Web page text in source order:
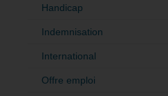
Handicap
Indemnisation
International
Offre emploi